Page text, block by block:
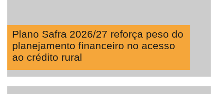
Plano Safra 2026/27 reforça peso do
planejamento financeiro no acesso
ao crédito rural